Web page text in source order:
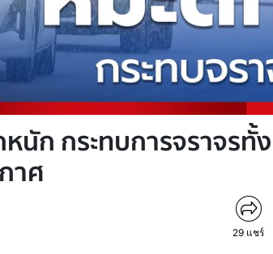
ก กระทบการจราจรทั้ง
าศ
29 แชร์